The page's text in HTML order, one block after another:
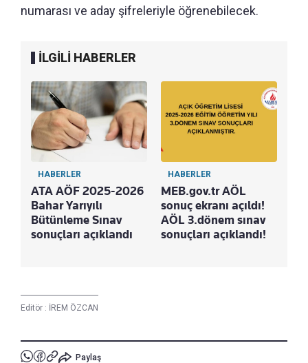
numarası ve aday şifreleriyle öğrenebilecek.
İLGİLİ HABERLER
HABERLER
ATA AÖF 2025-2026
Bahar Yarıyılı
Bütünleme Sınav
sonuçları açıklandı
HABERLER
MEB.gov.tr AÖL
sonuç ekranı açıldı!
AÖL 3.dönem sınav
sonuçları açıklandı!
Editör : İREM ÖZCAN
Paylaş